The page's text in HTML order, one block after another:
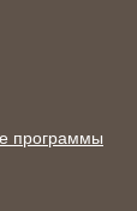
программы